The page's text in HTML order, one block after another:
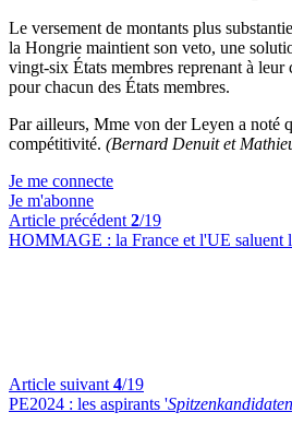
Le versement de montants plus
la Hongrie maintient son veto, une
vingt-six États membres reprenant à
pour chacun des États membres.
Par ailleurs, Mme von der Leyen a noté
compétitivité. (Bernard Denuit et
Je me connecte
Je m'abonne
Article précédent 2/19
HOMMAGE : la France et l'UE saluent
Article suivant 4/19
PE2024 : les aspirants 'Spitzenkandidaten